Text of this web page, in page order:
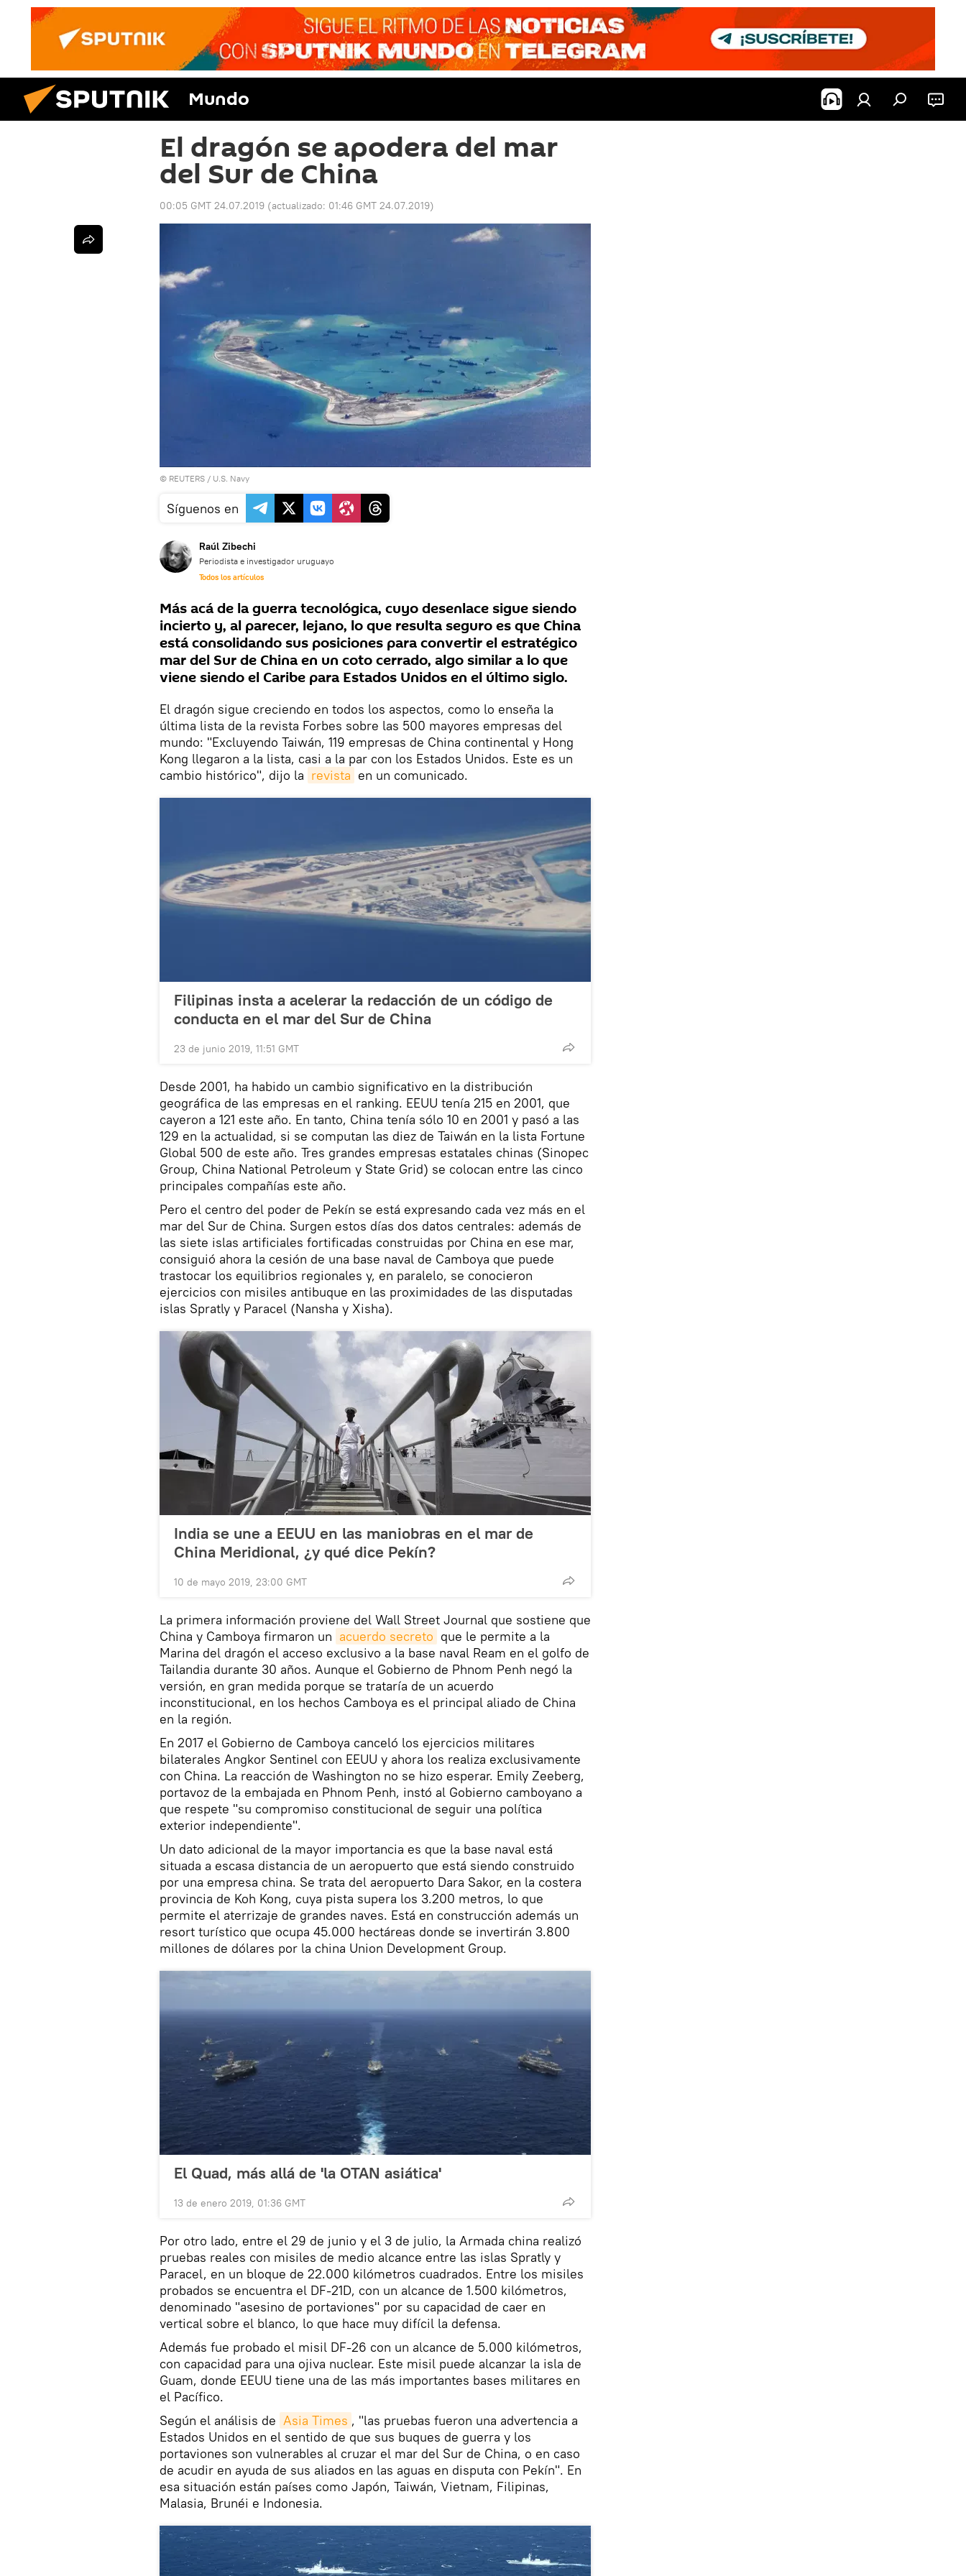
Mundo
El dragón se apodera del mar
del Sur de China
00:05 GMT 24.07.2019 (actualizado: 01:46 GMT 24.07.2019)
© REUTERS / U.S. Navy
Síguenos en
Raúl Zibechi
Periodista e investigador uruguayo
Todos los artículos
Más acá de la guerra tecnológica, cuyo desenlace sigue siendo
incierto y, al parecer, lejano, lo que resulta seguro es que China
está consolidando sus posiciones para convertir el estratégico
mar del Sur de China en un coto cerrado, algo similar a lo que
viene siendo el Caribe para Estados Unidos en el último siglo.
El dragón sigue creciendo en todos los aspectos, como lo enseña la
última lista de la revista Forbes sobre las 500 mayores empresas del
mundo: "Excluyendo Taiwán, 119 empresas de China continental y Hong
Kong llegaron a la lista, casi a la par con los Estados Unidos. Este es un
cambio histórico", dijo la revista en un comunicado.
Filipinas insta a acelerar la redacción de un código de
conducta en el mar del Sur de China
23 de junio 2019, 11:51 GMT
Desde 2001, ha habido un cambio significativo en la distribución
geográfica de las empresas en el ranking. EEUU tenía 215 en 2001, que
cayeron a 121 este año. En tanto, China tenía sólo 10 en 2001 y pasó a las
129 en la actualidad, si se computan las diez de Taiwán en la lista Fortune
Global 500 de este año. Tres grandes empresas estatales chinas (Sinopec
Group, China National Petroleum y State Grid) se colocan entre las cinco
principales compañías este año.
Pero el centro del poder de Pekín se está expresando cada vez más en el
mar del Sur de China. Surgen estos días dos datos centrales: además de
las siete islas artificiales fortificadas construidas por China en ese mar,
consiguió ahora la cesión de una base naval de Camboya que puede
trastocar los equilibrios regionales y, en paralelo, se conocieron
ejercicios con misiles antibuque en las proximidades de las disputadas
islas Spratly y Paracel (Nansha y Xisha).
India se une a EEUU en las maniobras en el mar de
China Meridional, ¿y qué dice Pekín?
10 de mayo 2019, 23:00 GMT
La primera información proviene del Wall Street Journal que sostiene que
China y Camboya firmaron un acuerdo secreto que le permite a la
Marina del dragón el acceso exclusivo a la base naval Ream en el golfo de
Tailandia durante 30 años. Aunque el Gobierno de Phnom Penh negó la
versión, en gran medida porque se trataría de un acuerdo
inconstitucional, en los hechos Camboya es el principal aliado de China
en la región.
En 2017 el Gobierno de Camboya canceló los ejercicios militares
bilaterales Angkor Sentinel con EEUU y ahora los realiza exclusivamente
con China. La reacción de Washington no se hizo esperar. Emily Zeeberg,
portavoz de la embajada en Phnom Penh, instó al Gobierno camboyano a
que respete "su compromiso constitucional de seguir una política
exterior independiente".
Un dato adicional de la mayor importancia es que la base naval está
situada a escasa distancia de un aeropuerto que está siendo construido
por una empresa china. Se trata del aeropuerto Dara Sakor, en la costera
provincia de Koh Kong, cuya pista supera los 3.200 metros, lo que
permite el aterrizaje de grandes naves. Está en construcción además un
resort turístico que ocupa 45.000 hectáreas donde se invertirán 3.800
millones de dólares por la china Union Development Group.
El Quad, más allá de 'la OTAN asiática'
13 de enero 2019, 01:36 GMT
Por otro lado, entre el 29 de junio y el 3 de julio, la Armada china realizó
pruebas reales con misiles de medio alcance entre las islas Spratly y
Paracel, en un bloque de 22.000 kilómetros cuadrados. Entre los misiles
probados se encuentra el DF-21D, con un alcance de 1.500 kilómetros,
denominado "asesino de portaviones" por su capacidad de caer en
vertical sobre el blanco, lo que hace muy difícil la defensa.
Además fue probado el misil DF-26 con un alcance de 5.000 kilómetros,
con capacidad para una ojiva nuclear. Este misil puede alcanzar la isla de
Guam, donde EEUU tiene una de las más importantes bases militares en
el Pacífico.
Según el análisis de Asia Times , "las pruebas fueron una advertencia a
Estados Unidos en el sentido de que sus buques de guerra y los
portaviones son vulnerables al cruzar el mar del Sur de China, o en caso
de acudir en ayuda de sus aliados en las aguas en disputa con Pekín". En
esa situación están países como Japón, Taiwán, Vietnam, Filipinas,
Malasia, Brunéi e Indonesia.